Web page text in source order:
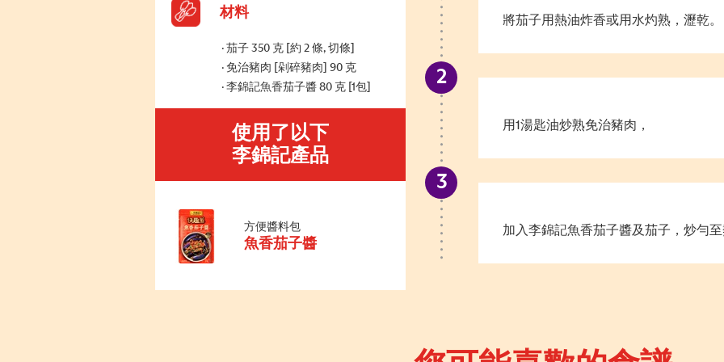
材料
茄子 350 克 [約 2 條, 切條]
免治豬肉 [剁碎豬肉] 90 克
李錦記魚香茄子醬 80 克 [1包]
使用了以下
李錦記產品
方便醬料包
魚香茄子醬
將茄子用熱油炸香或用水灼熟，瀝乾。
用1湯匙油炒熟免治豬肉，
加入李錦記魚香茄子醬及茄子，炒勻